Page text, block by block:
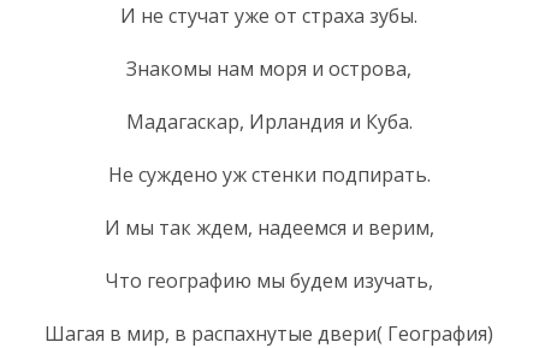
И не стучат уже от страха зубы.
Знакомы нам моря и острова,
Мадагаскар, Ирландия и Куба.
Не суждено уж стенки подпирать.
И мы так ждем, надеемся и верим,
Что географию мы будем изучать,
Шагая в мир, в распахнутые двери( География)